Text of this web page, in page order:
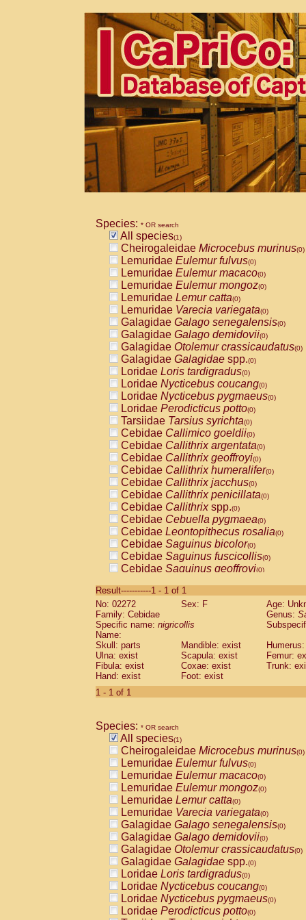
Species: * OR search
All species(1)
Cheirogaleidae Microcebus murinus(0)
Lemuridae Eulemur fulvus(0)
Lemuridae Eulemur macaco(0)
Lemuridae Eulemur mongoz(0)
Lemuridae Lemur catta(0)
Lemuridae Varecia variegata(0)
Galagidae Galago senegalensis(0)
Galagidae Galago demidovii(0)
Galagidae Otolemur crassicaudatus(0)
Galagidae Galagidae spp.(0)
Loridae Loris tardigradus(0)
Loridae Nycticebus coucang(0)
Loridae Nycticebus pygmaeus(0)
Loridae Perodicticus potto(0)
Tarsiidae Tarsius syrichta(0)
Cebidae Callimico goeldii(0)
Cebidae Callithrix argentata(0)
Cebidae Callithrix geoffroyi(0)
Cebidae Callithrix humeralifer(0)
Cebidae Callithrix jacchus(0)
Cebidae Callithrix penicillata(0)
Cebidae Callithrixspp.(0)
Cebidae Cebuella pygmaea(0)
Cebidae Leontopithecus rosalia(0)
Cebidae Saguinus bicolor(0)
Cebidae Saguinus fuscicollis(0)
Cebidae Saguinus geoffroyi(0)
CebidaeSaguinus labiatus(0)
Cebidae Saguinus leucopus (0)
Cebidae
CebidaeSaguinus mystax
Cebidae Saguinus nigricollis (1)
Cebidae Saguinus oedipus
Cebidae Saguinus weddelli
Cebidae Saguinusspp.
Cebidae
CebidaeCebus capucinus
CebidaeCebus nigrivittatus
CebidaeCebus spp.(0)
CebidaeSaimiri boliviensis(0)
CebidaeSaimiri sciureus(0)
AtelidaeAlouatta caraya(0)
AtelidaeAlouatta fusca(0)
AtelidaeAlouatta seniculus(0)
AtelidaeAlouattaspp.(0)
AtelidaeAteles belzebuth(0)
AtelidaeAteles geoffroyi(0)
AtelidaeAteles paniscus(0)
AtelidaeAtelesspp.(0)
AtelidaeLagothrix lagothricha(0)
AtelidaeLagothrix lagothricha cana
PitheciidaeCacajao calvus
Result-----------1 - 1 of 1
No: 02272
Sex: F
Age:
Family: Cebidae
Genus:
Specific name: nigricollis
Name:
Skull: parts
Mandible: exist
Ulna: exist
Scapula: exist
Femur:
Fibula: exist
Coxae: exist
Trunk:
Hand: exist
Foot: exist
1 - 1 of 1
Species: * OR search
All species(1)
Cheirogaleidae Microcebus murinus(0)
Lemuridae Eulemur fulvus(0)
Lemuridae Eulemur macaco(0)
Lemuridae Eulemur mongoz(0)
Lemuridae Lemur catta(0)
Lemuridae Varecia variegata(0)
Galagidae Galago senegalensis(0)
Galagidae Galago demidovii(0)
Galagidae Otolemur crassicaudatus(0)
Galagidae Galagidae spp.(0)
Loridae Loris tardigradus(0)
Loridae Nycticebus coucang(0)
Loridae Nycticebus pygmaeus(0)
Loridae Perodicticus potto(0)